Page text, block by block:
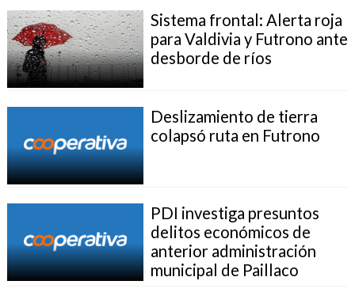
Sistema frontal: Alerta roja
para Valdivia y Futrono ante
desborde de ríos
Deslizamiento de tierra
colapsó ruta en Futrono
PDI investiga presuntos
delitos económicos de
anterior administración
municipal de Paillaco